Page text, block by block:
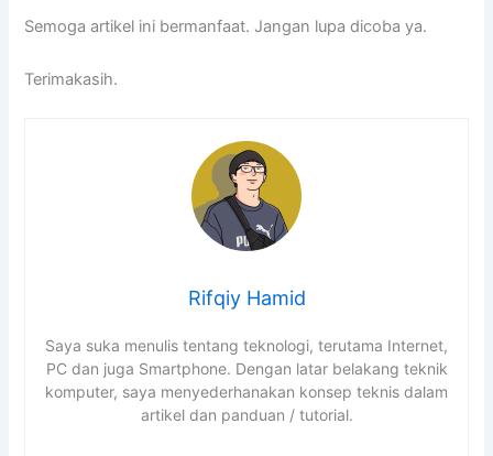
Semoga artikel ini bermanfaat. Jangan lupa dicoba ya.
Terimakasih.
Rifqiy Hamid
Saya suka menulis tentang teknologi, terutama Internet,
PC dan juga Smartphone. Dengan latar belakang teknik
komputer, saya menyederhanakan konsep teknis dalam
artikel dan panduan / tutorial.